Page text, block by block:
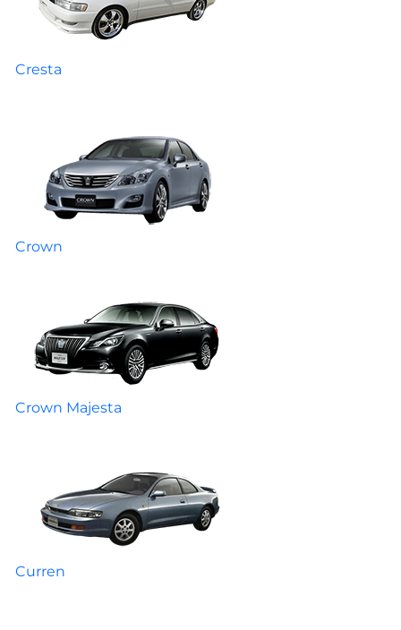
Cresta
Crown
Crown Majesta
Curren